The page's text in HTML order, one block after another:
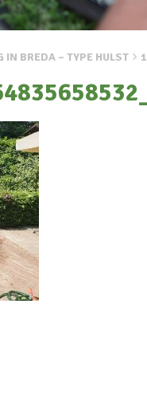
IN BREDA – TYPE HULST